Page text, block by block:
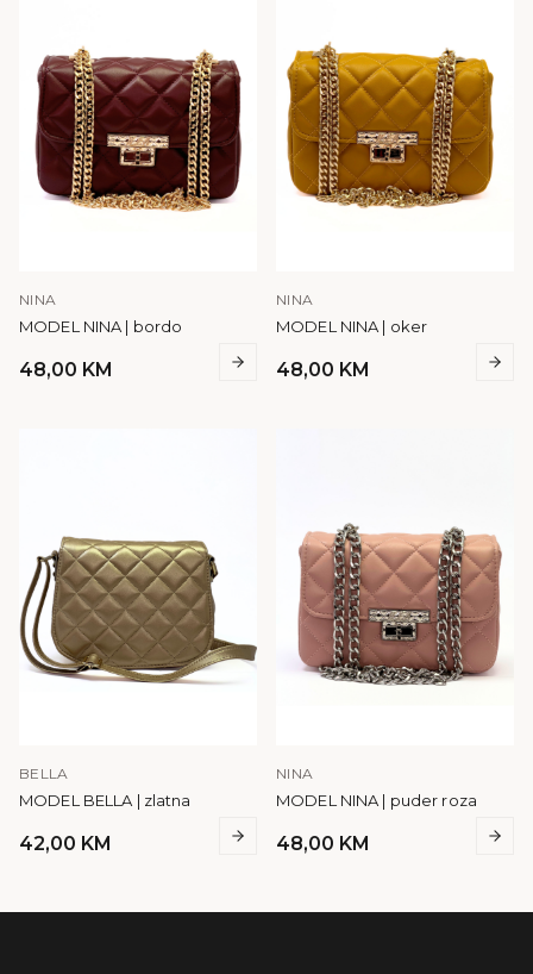
NINA
MODEL NINA | bordo
48,00 KM
NINA
MODEL NINA | oker
48,00 KM
BELLA
MODEL BELLA | zlatna
42,00 KM
NINA
MODEL NINA | puder roza
48,00 KM